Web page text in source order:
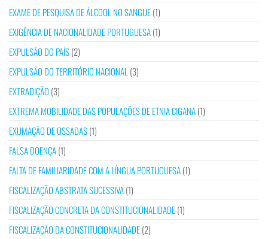
EXAME DE PESQUISA DE ÁLCOOL NO SANGUE(1)
EXIGÊNCIA DE NACIONALIDADE PORTUGUESA(1)
EXPULSÃO DO PAÍS(2)
EXPULSÃO DO TERRITÓRIO NACIONAL (3)
EXTRADIÇÃO (3)
EXTREMA MOBILIDADE DAS POPULAÇÕES DE ETNIA CIGANA(1)
EXUMAÇÃO DE OSSADAS(1)
FALSA DOENÇA(1)
FALTA DE FAMILIARIDADE COM A LÍNGUA PORTUGUESA(1)
FISCALIZAÇÃO ABSTRATA SUCESSIVA(1)
FISCALIZAÇÃO CONCRETA DA CONSTITUCIONALIDADE(1)
FISCALIZAÇÃO DA CONSTITUCIONALIDADE(2)